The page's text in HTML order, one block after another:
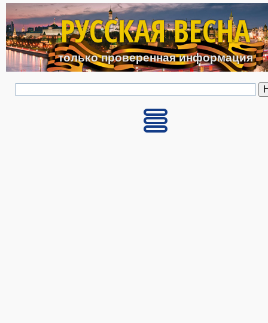
Перейти к основному
РУССКАЯ ВЕСНА
только проверенная информация